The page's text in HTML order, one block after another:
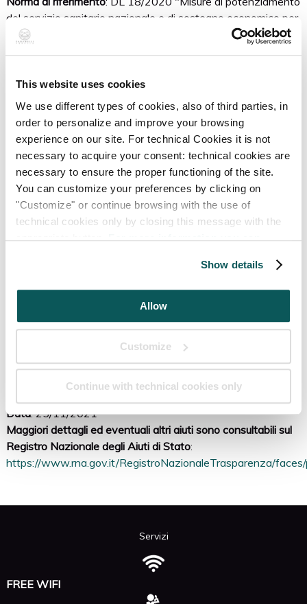
This website uses cookies
We use different types of cookies, also of third parties, in
order to personalize and improve your browsing
experience on our site. For technical Cookies it is not
necessary to acquire your consent: technical cookies are
necessary to ensure the proper functioning of the site.
You can customize your preferences by clicking on
"Customize" or continue browsing with the use of
technical cookies only by closing this message with the
appropriate button.For more information you can
Show details
Allow
Customize
Continue with technical cookies only
del servizio sanitario nazionale e di sostegno economico per
famiglie, lavoratori e imprese connesse all’emergenza
Importo: 14837,25
Data
: 10/09/2021
Soggetto erogante: Regione Veneto - Veneto Lavoro
Norma di riferimento
: RV POR FSE 2014-2020-DGR n. 958
del 14 luglio 2020 Interventi regionali per la riduzione del
costo del lavoro - Sostegno alle imprese venete dei settori
particolarmente colpiti dalla crisi da pandemia di COVID-19 -
Contributo
Tipologia
: Contributo a fondo perduto
Data: 23/09/2020
: Comune di Venezia
Norma di riferimento: DL47/2021 - Contributo TARI
: Sconto in fattura
Data: 25/11/2021
Maggiori dettagli ed eventuali altri aiuti sono consultabili sul
Registro Nazionale degli Aiuti di Stato:
https://www.rna.gov.it/RegistroNazionaleTrasparenza/
Servizi
FREE WIFI